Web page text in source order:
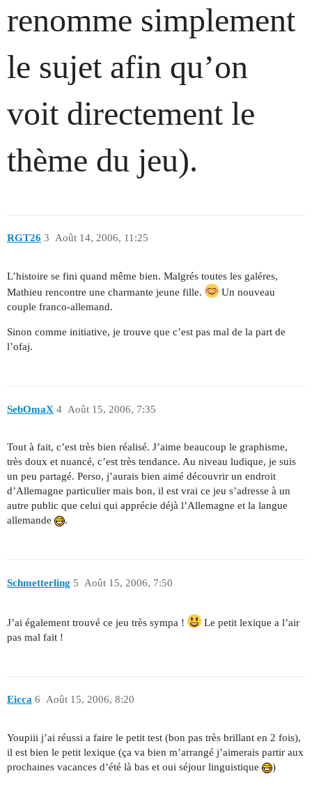
renomme simplement
le sujet afin qu’on
voit directement le
thème du jeu).
RGT26 Août 14, 2006, 11:25
3
L’histoire se fini quand même bien. Malgrés toutes les galéres,
Mathieu rencontre une charmante jeune fille.
Un nouveau
couple franco-allemand.
Sinon comme initiative, je trouve que c’est pas mal de la part de
l’ofaj.
SebOmaX Août 15, 2006, 7:35
4
Tout à fait, c’est très bien réalisé. J’aime beaucoup le graphisme,
très doux et nuancé, c’est très tendance. Au niveau ludique, je suis
un peu partagé. Perso, j’aurais bien aimé découvrir un endroit
d’Allemagne particulier mais bon, il est vrai ce jeu s’adresse à un
autre public que celui qui apprécie déjà l’Allemagne et la langue
allemande
.
Schmetterling Août 15, 2006, 7:50
5
J’ai également trouvé ce jeu très sympa !
Le petit lexique a l’air
pas mal fait !
Eicca Août 15, 2006, 8:20
6
Youpiii j’ai réussi a faire le petit test (bon pas très brillant en 2 fois),
il est bien le petit lexique (ça va bien m’arrangé j’aimerais partir aux
prochaines vacances d’été là bas et oui séjour linguistique
)